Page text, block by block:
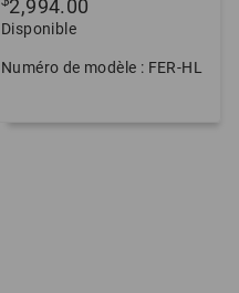
2,994.00
Disponible
Numéro de modèle : FER-HL